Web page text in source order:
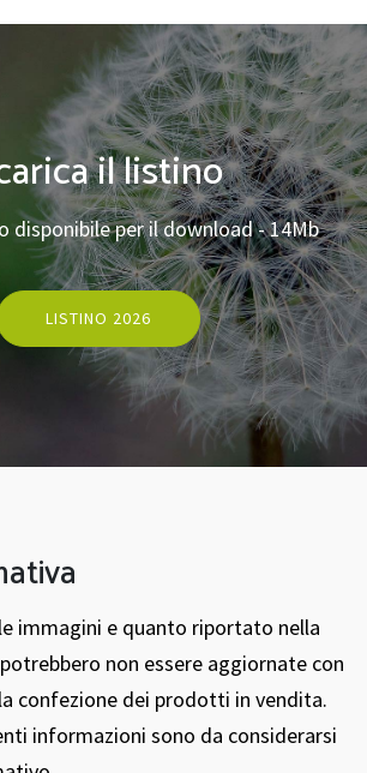
il listino
disponibile per il download - 14Mb
LISTINO 2026
immagini e quanto riportato nella
non essere aggiornate con
confezione dei prodotti in vendita.
informazioni sono da considerarsi